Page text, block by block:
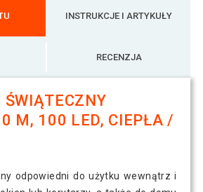
INSTRUKCJE I ARTYKUŁY
RECENZJA
ŚWIĄTECZNY
M, 100 LED, CIEPŁA /
odpowiedni do użytku wewnątrz i